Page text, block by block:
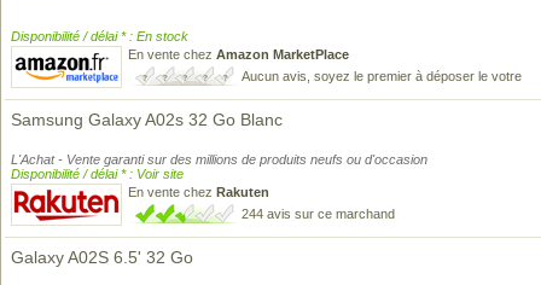
Disponibilité / délai * : En stock
En vente chez Amazon MarketPlace
Aucun avis, soyez le premier à déposer le votre
Samsung Galaxy A02s 32 Go Blanc
L'Achat - Vente garanti sur des millions de produits neufs ou d'occasion
Disponibilité / délai * : Voir site
En vente chez Rakuten
244 avis sur ce marchand
Galaxy A02S 6.5' 32 Go